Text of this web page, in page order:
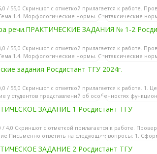
/ 55,0 Скриншот с отметкой прилагается к работе.
1.4. Морфологические нормы. Синтаксические
речи.ПРАКТИЧЕСКИЕ ЗАДАНИЯ № 1-2
/ 55,0 Скриншот с отметкой прилагается к работе.
1.4. Морфологические нормы. Синтаксические
задания Росдистант ТГУ 2024г.
/ 55,0 Скриншот с отметкой прилагается к работе. 1.
у студентов представлений об особенностях
ЗАДАНИЕ 1 Росдистант ТГУ
/ 4,0 Скриншот с отметкой прилагается к работе.
Письменно ответить на следующие вопросы: 1.
ЗАДАНИЕ 2 Росдистант ТГУ